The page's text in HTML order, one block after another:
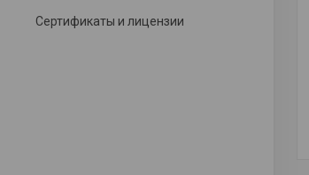
Сертификаты и лицензии